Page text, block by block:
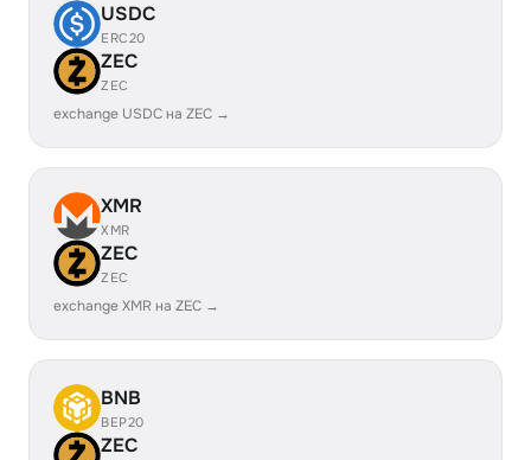
USDC
ERC20
ZEC
ZEC
exchange USDC на ZEC →
XMR
XMR
ZEC
ZEC
exchange XMR на ZEC →
BNB
BEP20
ZEC